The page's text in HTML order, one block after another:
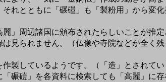
れとともに「碾磑」も「製粉用」から変
」周辺諸国に頒布されたらしいことが推
見られません。（仏像や寺院などが全く残
製しているようです。（「造」とされて
碾磑」を各資料に検索しても「高麗」に